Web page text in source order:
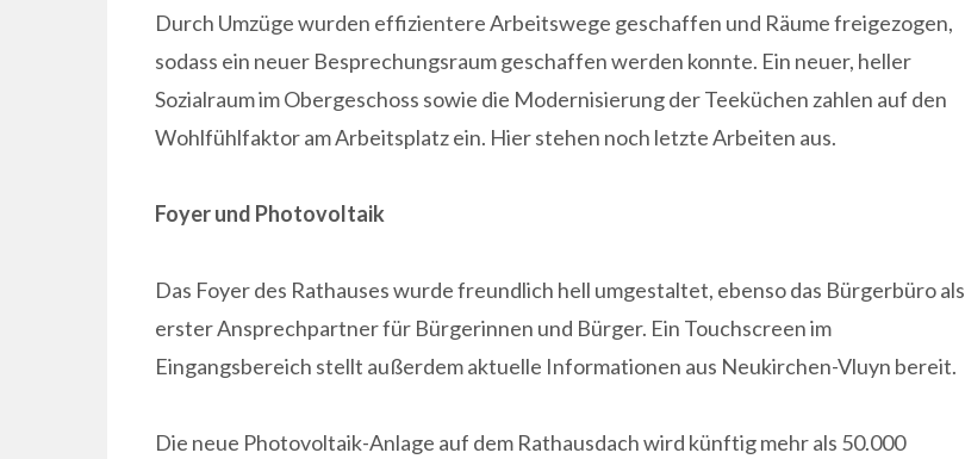
Durch Umzüge wurden effizientere Arbeitswege geschaffen und Räume freigezogen,
sodass ein neuer Besprechungsraum geschaffen werden konnte. Ein neuer, heller
Sozialraum im Obergeschoss sowie die Modernisierung der Teeküchen zahlen auf den
Wohlfühlfaktor am Arbeitsplatz ein. Hier stehen noch letzte Arbeiten aus.
Foyer und Photovoltaik
Das Foyer des Rathauses wurde freundlich hell umgestaltet, ebenso das Bürgerbüro als
erster Ansprechpartner für Bürgerinnen und Bürger. Ein Touchscreen im
Eingangsbereich stellt außerdem aktuelle Informationen aus Neukirchen-Vluyn bereit.
Die neue Photovoltaik-Anlage auf dem Rathausdach wird künftig mehr als 50.000